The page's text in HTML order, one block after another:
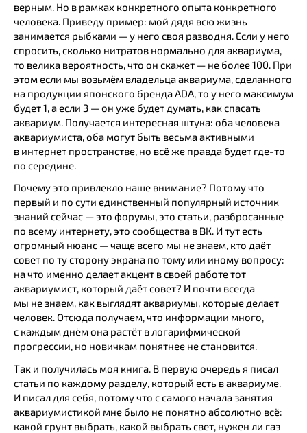
верным. Но в рамках конкретного опыта конкретного
человека. Приведу пример: мой дядя всю жизнь
занимается рыбками — у него своя разводня. Если у него
спросить, сколько нитратов нормально для аквариума,
то велика вероятность, что он скажет — не более 100. При
этом если мы возьмём владельца аквариума, сделанного
на продукции японского бренда ADA, то у него максимум
будет 1, а если 3 — он уже будет думать, как спасать
аквариум. Получается интересная штука: оба человека
аквариумиста, оба могут быть весьма активными
в интернет пространстве, но всё же правда будет где-то
по середине.
Почему это привлекло наше внимание? Потому что
первый и по сути единственный популярный источник
знаний сейчас — это форумы, это статьи, разбросанные
по всему интернету, это сообщества в ВК. И тут есть
огромный нюанс — чаще всего мы не знаем, кто даёт
совет по ту сторону экрана по тому или иному вопросу:
на что именно делает акцент в своей работе тот
аквариумист, который даёт совет? И почти всегда
мы не знаем, как выглядят аквариумы, которые делает
человек. Отсюда получаем, что информации много,
с каждым днём она растёт в логарифмической
прогрессии, но новичкам понятнее не становится.
Так и получилась моя книга. В первую очередь я писал
статьи по каждому разделу, который есть в аквариуме.
И писал для себя, потому что с самого начала занятия
аквариумистикой мне было не понятно абсолютно всё:
какой грунт выбрать, какой выбрать свет, нужен ли газ